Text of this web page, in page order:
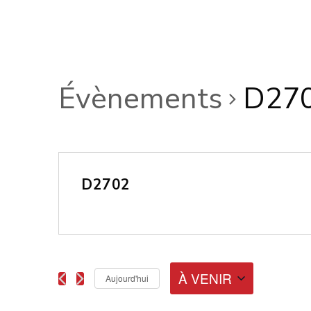
Évènements
D2702
Aujourd'hui À VENIR